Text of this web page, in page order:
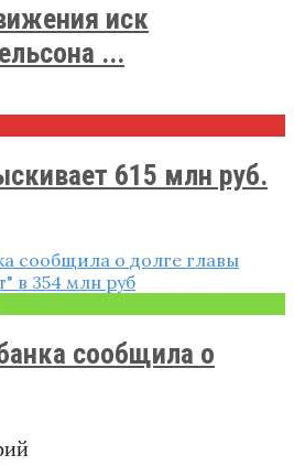
иск
...
615 млн руб.
сообщила о